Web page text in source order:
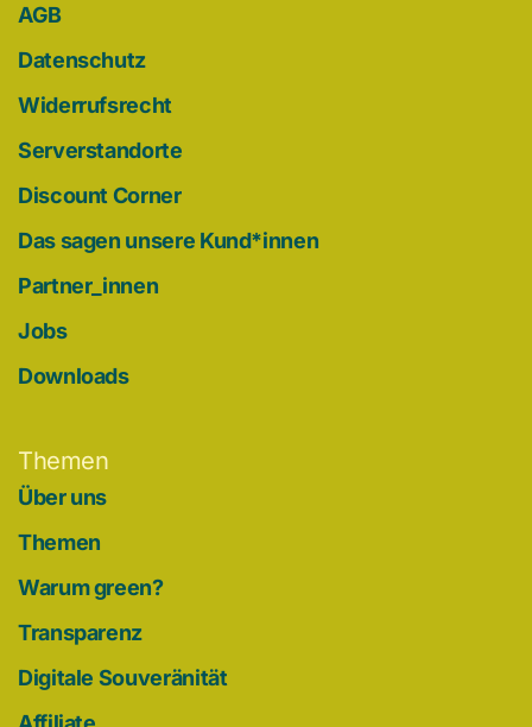
AGB
Datenschutz
Widerrufsrecht
Serverstandorte
Discount Corner
Das sagen unsere Kund*innen
Partner_innen
Jobs
Downloads
Themen
Über uns
Themen
Warum green?
Transparenz
Digitale Souveränität